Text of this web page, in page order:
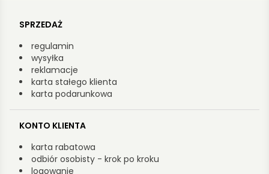
SPRZEDAŻ
regulamin
wysyłka
reklamacje
karta stałego klienta
karta podarunkowa
KONTO KLIENTA
karta rabatowa
odbiór osobisty - krok po kroku
logowanie